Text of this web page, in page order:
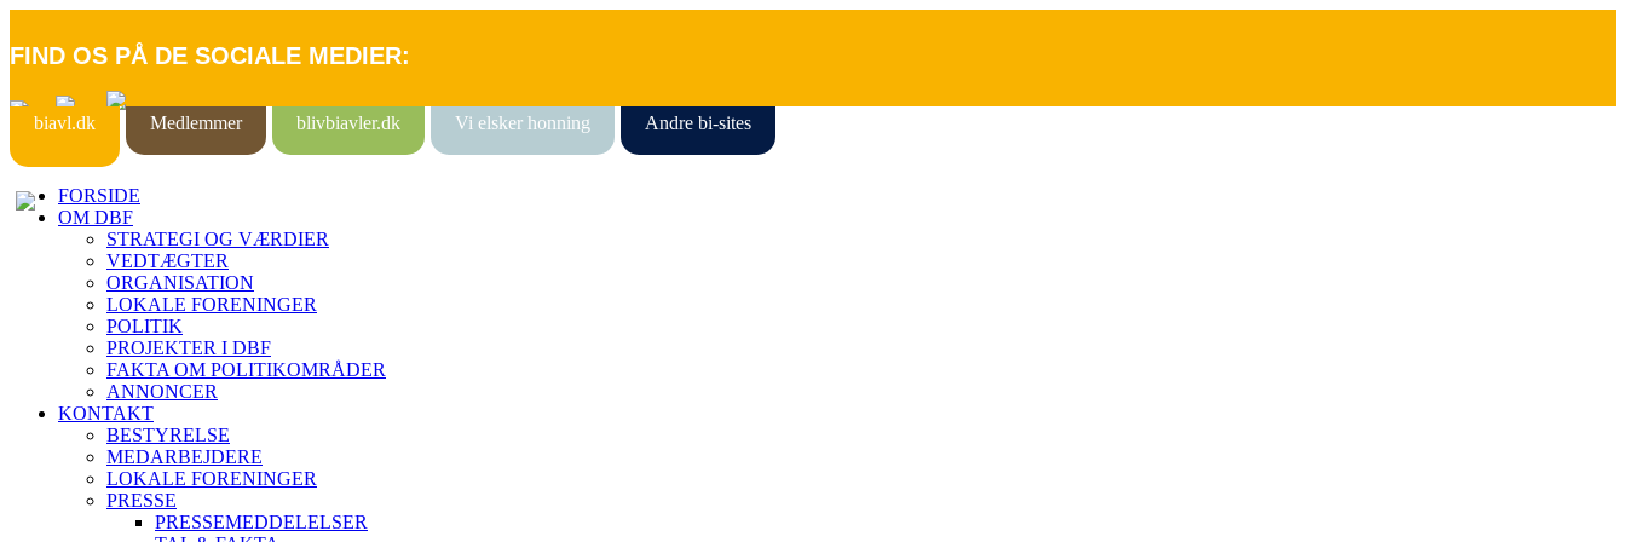
FIND OS PÅ DE SOCIALE MEDIER:
biavl.dk Medlemmer blivbiavler.dk Vi elsker honning Andre bi-sites
FORSIDE
OM DBF
STRATEGI OG VÆRDIER
VEDTÆGTER
ORGANISATION
LOKALE FORENINGER
POLITIK
PROJEKTER I DBF
FAKTA OM POLITIKOMRÅDER
ANNONCER
KONTAKT
BESTYRELSE
MEDARBEJDERE
LOKALE FORENINGER
PRESSE
PRESSEMEDDELELSER